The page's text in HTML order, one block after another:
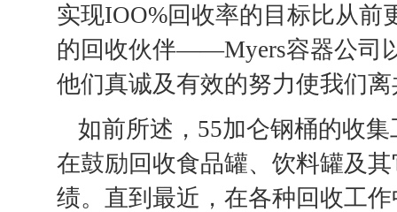
实现IOO%回收率的目标比从前
的回收伙伴——Myers容器公司
他们真诚及有效的努力使我们
如前所述，55加仑钢桶的收
在鼓励回收食品罐、饮料罐及
绩。直到最近，在各种回收工